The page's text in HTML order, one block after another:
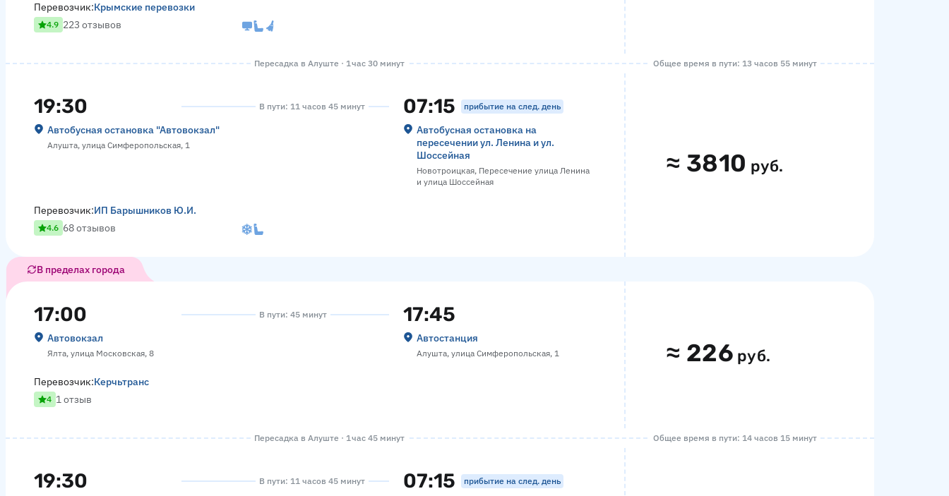
Перевозчик:Крымские перевозки
4.9 223 отзывов
Пересадка в Алуште · 1 час 30 минут Общее время в пути: 13 часов 55 минут
19:30
Автобусная остановка "Автовокзал"
Алушта, улица Симферопольская, 1
В пути: 11 часов 45 минут 07:15 прибытие на след. день
Автобусная остановка на
пересечении ул. Ленина и ул.
Шоссейная
Новотроицкая, Пересечение улица Ленина
и улица Шоссейная
≈ 3810 руб.
Перевозчик:ИП Барышников Ю.И.
4.6 68 отзывов
В пределах города
17:00
Автовокзал
Ялта, улица Московская, 8
В пути: 45 минут 17:45
Автостанция
Алушта, улица Симферопольская, 1 ≈ 226 руб.
Перевозчик:Керчьтранс
4 1 отзыв
Пересадка в Алуште · 1 час 45 минут Общее время в пути: 14 часов 15 минут
19:30 В пути: 11 часов 45 минут 07:15 прибытие на след. день